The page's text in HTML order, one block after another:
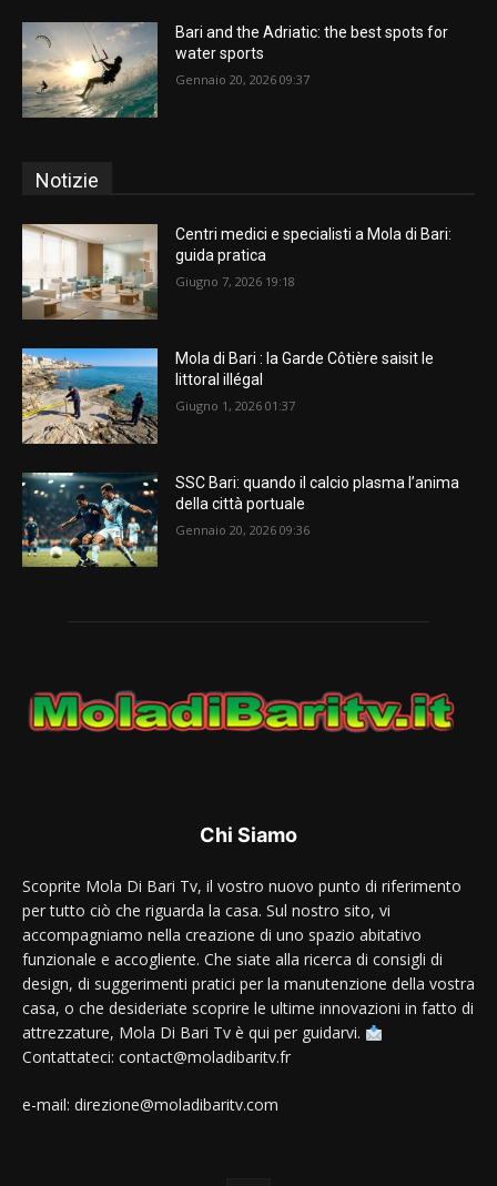
Bari and the Adriatic: the best spots for
water sports
Gennaio 20, 2026 09:37
Notizie
Centri medici e specialisti a Mola di Bari:
guida pratica
Giugno 7, 2026 19:18
Mola di Bari : la Garde Côtière saisit le
littoral illégal
Giugno 1, 2026 01:37
SSC Bari: quando il calcio plasma l’anima
della città portuale
Gennaio 20, 2026 09:36
Chi Siamo
Scoprite Mola Di Bari Tv, il vostro nuovo punto di riferimento
per tutto ciò che riguarda la casa. Sul nostro sito, vi
accompagniamo nella creazione di uno spazio abitativo
funzionale e accogliente. Che siate alla ricerca di consigli di
design, di suggerimenti pratici per la manutenzione della vostra
casa, o che desideriate scoprire le ultime innovazioni in fatto di
attrezzature, Mola Di Bari Tv è qui per guidarvi.
Contattateci: contact@moladibaritv.fr
e-mail: direzione@moladibaritv.com